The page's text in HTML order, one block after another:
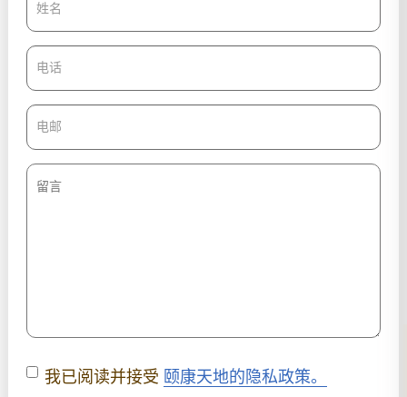
我已阅读并接受 颐康天地的隐私政策。